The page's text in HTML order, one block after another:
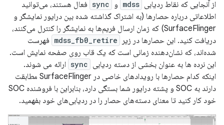
از آنجایی که نقاط ردیابی mdss و sync فعال هستند، می‌توانید
اطلاعاتی درباره حصارها (به اشتراک گذاشته شده بین درایور نمایشگر و
SurfaceFlinger) که زمان ارسال فریم‌ها به نمایشگر را کنترل می‌کنند،
دریافت کنید. این حصارها در زیر
mdss_fb0_retire فهرست
شده‌اند، که نشان‌دهنده زمانی است که یک قاب روی صفحه نمایش است.
این نرده ها به عنوان بخشی از دسته ردیابی sync ارائه می شوند.
اینکه کدام حصارها با رویدادهای خاصی در SurfaceFlinger مطابقت
دارند به SOC و پشته درایور شما بستگی دارد، بنابراین با فروشنده SOC
خود کار کنید تا معنای دسته‌های حصار را در ردیابی‌های خود بفهمید.